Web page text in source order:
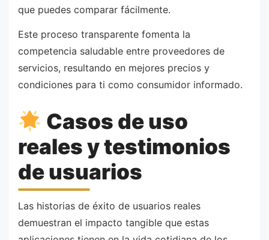
que puedes comparar fácilmente.
Este proceso transparente fomenta la
competencia saludable entre proveedores de
servicios, resultando en mejores precios y
condiciones para ti como consumidor informado.
Casos de uso
reales y testimonios
de usuarios
Las historias de éxito de usuarios reales
demuestran el impacto tangible que estas